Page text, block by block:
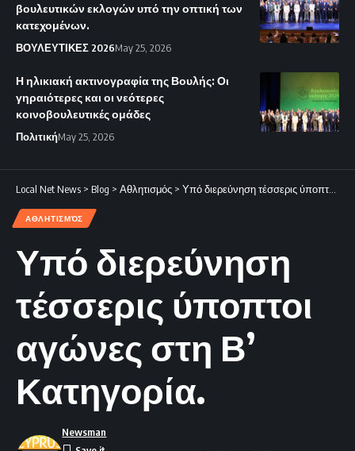
βουλευτικών εκλογών υπό την οπτική των
κατεχομένων.
ΒΟΥΛΕΥΤΙΚΕΣ 2026May 25, 2026
Η ηλικιακή ακτινογραφία της Βουλής: Οι
γηραιότερες και οι νεότερες
κοινοβουλευτικές ομάδες
ΠολιτικήMay 25, 2026
Local Net News > Blog > Αθλητισμός > Υπό διερεύνηση τέσσερις ύποπτοι αγώνες στη Β’ Κατηγορία.
ΑΘΛΗΤΙΣΜΌΣ
Υπό διερεύνηση
τέσσερις ύποπτοι
αγώνες στη Β’
Κατηγορία.
Newsman